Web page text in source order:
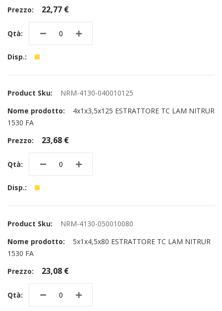
22,77 €
NRM-4130-040010125
4x1x3,5x125 ESTRATTORE TC LAM NITRUR
1530 FA
23,68 €
NRM-4130-050010080
5x1x4,5x80 ESTRATTORE TC LAM NITRUR
1530 FA
23,08 €